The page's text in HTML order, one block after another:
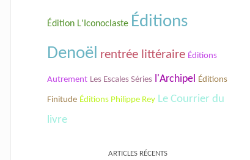
Édition L'Iconoclaste Éditions
Denoël rentrée littéraire Éditions
Autrement Les Escales Séries l'Archipel Éditions
Finitude Éditions Philippe Rey Le Courrier du
livre
ARTICLES RÉCENTS